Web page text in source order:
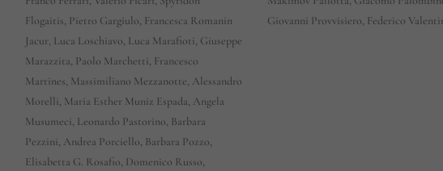
Flogaitis, Pietro Gargiulo, Francesca Romanin
Jacur, Luca Loschiavo, Luca Marafioti, Giuseppe
Marazzita, Paolo Marchetti, Francesco
Martines, Massimiliano Mezzanotte, Alessandro
Morelli, Maria Esther Muniz Espada, Angela
Musumeci, Leonardo Pastorino, Barbara
Pezzini, Andrea Porciello, Barbara Pozzo,
Elisabetta G. Rosafio, Domenico Russo,
Giovanni Provvisiero, Federico